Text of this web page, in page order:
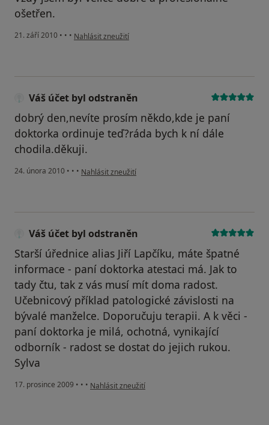
ošetřen.
21. září 2010 • • • podle názoru uživatele Pacient
Nahlásit zneužití
Váš účet byl odstraněn
dobrý den,nevíte prosím někdo,kde je paní
doktorka ordinuje teď?ráda bych k ní dále
chodila.děkuji.
24. února 2010 • • • podle názoru uživatele Váš účet byl odstraněn
Nahlásit zneužití
Váš účet byl odstraněn
Starší úřednice alias Jiří Lapčíku, máte špatné
informace - paní doktorka atestaci má. Jak to
tady čtu, tak z vás musí mít doma radost.
Učebnicový příklad patologické závislosti na
bývalé manželce. Doporučuju terapii. A k věci -
paní doktorka je milá, ochotná, vynikající
odborník - radost se dostat do jejich rukou.
Sylva
17. prosince 2009 • • • podle názoru uživatele Váš účet byl odstraněn
Nahlásit zneužití